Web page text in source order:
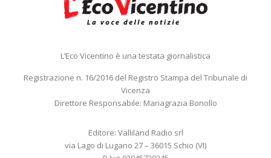
L’Eco Vicentino è una testata giornalistica
Registrazione n. 16/2016 del Registro Stampa del Tribunale di
Vicenza
Direttore Responsabile: Mariagrazia Bonollo
Editore: Valliland Radio srl
via Lago di Lugano 27 – 36015 Schio (VI)